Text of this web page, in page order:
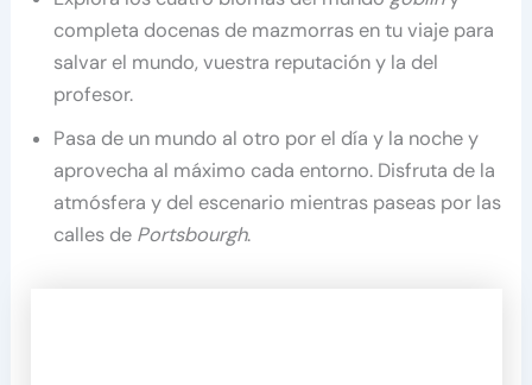
completa docenas de mazmorras en tu viaje para
salvar el mundo, vuestra reputación y la del
profesor.
Pasa de un mundo al otro por el día y la noche y
aprovecha al máximo cada entorno. Disfruta de la
atmósfera y del escenario mientras paseas por las
calles de Portsbourgh.